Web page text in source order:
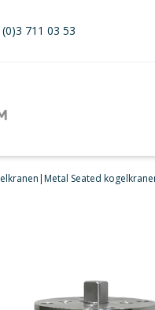
711 03 53
|Metal Seated